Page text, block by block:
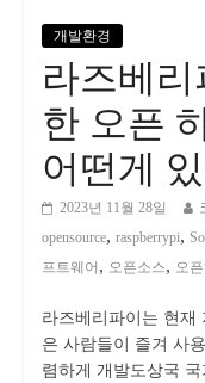
개발환경
라즈베
한 오픈
어떤게
2023년 11월 28일
opensource, raspberrypi,
프트웨어 , 오픈소스, 오
라즈베리파이는 현재
은 사람들이 즐겨 사
렴하게 개발도상국